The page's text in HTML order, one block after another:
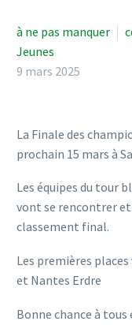
à ne pas manquer
Jeunes
9 mars 2025
La Finale des
prochain 15 mars à
Les équipes du tour
vont se rencontrer
classement final.
Les premières
et Nantes Erdre
Bonne chance à